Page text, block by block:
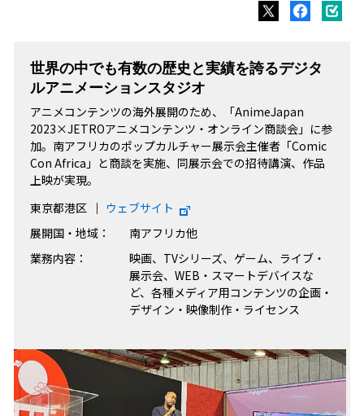
世界の中でも有数の歴史と実績を誇るデジタ
ルアニメーションスタジオ
アニメコンテンツの海外展開のため、「AnimeJapan
2023×JETROアニメコンテンツ・オンライン商談会」に参
加。南アフリカのポップカルチャー展示会主催者「Comic
Con Africa」と商談を実施、同展示会での招待講演、作品
上映が実現。
東京都港区
ウェブサイト
展開国・地域：
南アフリカ他
業務内容：
映画、TVシリーズ、ゲーム、ライブ・
展示会、WEB・スマートデバイスな
ど、各種メディア用コンテンツの企画・
デザイン・映像制作・ライセンス